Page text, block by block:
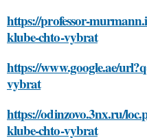
https://professor-
klube-chto-vybrat
https://www.google.ae/
vybrat
https://odinzovo.3nx.ru/
klube-chto-vybrat